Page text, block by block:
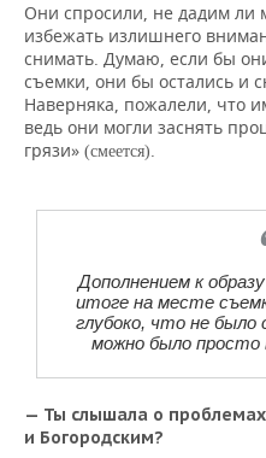
Они спросили, не дадим
избежать излишнего
снимать. Думаю, если бы
съемки, они бы остались и
Наверняка, пожалели, что
ведь они могли заснять
грязи» (смеется).
Дополнением к
итоге на месте
глубоко, что не
можно было
— Ты слышала о
и Богородским?